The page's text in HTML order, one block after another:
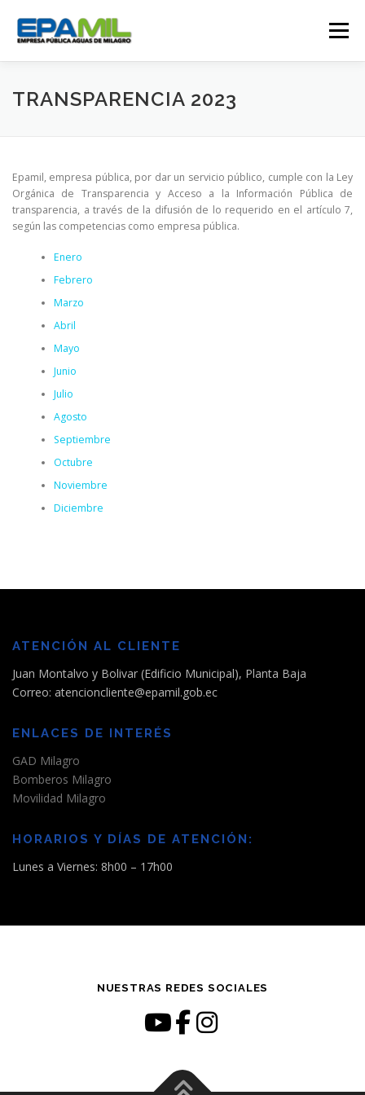
contenido
Menú
CONÓCENOS CONTÁCTENOS
GESTIÓN OPERATIVA CAMPAÑAS
TRABAJA CON NOSOTROS
TRANSPARENCIA 2023
Epamil, empresa pública, por dar un servicio público, cumple con la Ley
Orgánica de Transparencia y Acceso a la Información Pública de
transparencia, a través de la difusión de lo requerido en el artículo 7,
según las competencias como empresa pública.
Enero
Febrero
Marzo
Abril
Mayo
Junio
Julio
Agosto
Septiembre
Octubre
Noviembre
Diciembre
ATENCIÓN AL CLIENTE
Juan Montalvo y Bolivar (Edificio Municipal), Planta Baja
Correo: atencioncliente@epamil.gob.ec
ENLACES DE INTERÉS
GAD Milagro
Bomberos Milagro
Movilidad Milagro
HORARIOS Y DÍAS DE ATENCIÓN:
Lunes a Viernes: 8h00 – 17h00
NUESTRAS REDES SOCIALES